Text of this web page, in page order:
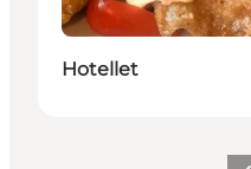
Hotellet